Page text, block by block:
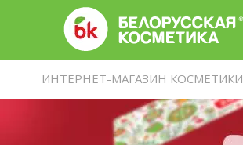
ИНТЕРНЕТ-МАГАЗИН КОСМЕТИКИ